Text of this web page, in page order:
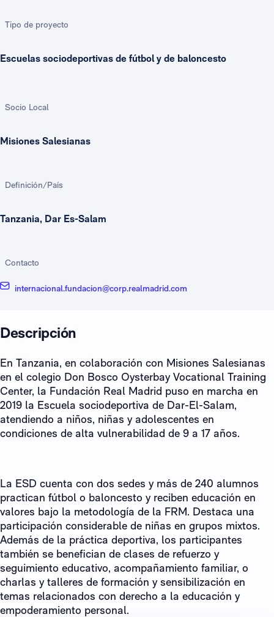
Tipo de proyecto
Escuelas sociodeportivas de fútbol y de baloncesto
Socio Local
Misiones Salesianas
Definición/País
Tanzania, Dar Es-Salam
Contacto
internacional.fundacion@corp.realmadrid.com
Descripción
En Tanzania, en colaboración con Misiones Salesianas
en el colegio Don Bosco Oysterbay Vocational Training
Center, la Fundación Real Madrid puso en marcha en
2019 la Escuela sociodeportiva de Dar-El-Salam,
atendiendo a niños, niñas y adolescentes en
condiciones de alta vulnerabilidad de 9 a 17 años.
La ESD cuenta con dos sedes y más de 240 alumnos
practican fútbol o baloncesto y reciben educación en
valores bajo la metodología de la FRM. Destaca una
participación considerable de niñas en grupos mixtos.
Además de la práctica deportiva, los participantes
también se benefician de clases de refuerzo y
seguimiento educativo, acompañamiento familiar, o
charlas y talleres de formación y sensibilización en
temas relacionados con derecho a la educación y
empoderamiento personal.